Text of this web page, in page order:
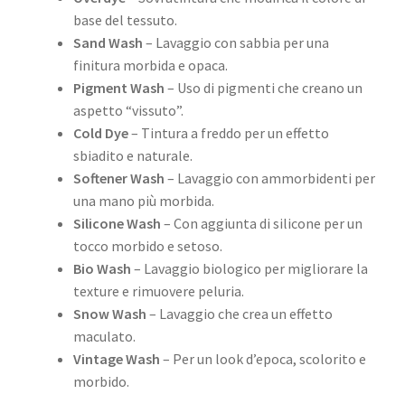
base del tessuto.
Sand Wash – Lavaggio con sabbia per una
finitura morbida e opaca.
Pigment Wash – Uso di pigmenti che creano un
aspetto “vissuto”.
Cold Dye– Tintura a freddo per un effetto
sbiadito e naturale.
Softener Wash – Lavaggio con ammorbidenti per
una mano più morbida.
Silicone Wash – Con aggiunta di silicone per un
tocco morbido e setoso.
Bio Wash – Lavaggio biologico per migliorare la
texture e rimuovere peluria.
Snow Wash – Lavaggio che crea un effetto
maculato.
Vintage Wash – Per un look d’epoca, scolorito e
morbido.